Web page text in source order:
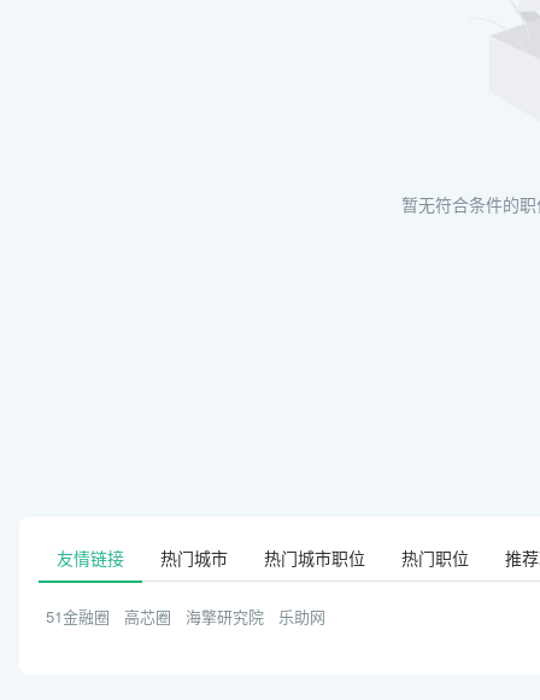
暂无符合条件的
友情链接 热门城市 热门城市职位 热门职位 推
51金融圈 高芯圈 海擎研究院 乐助网